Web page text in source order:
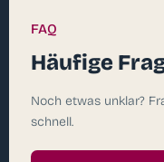
FAQ
Häufige
Noch etwas unklar?
schnell.